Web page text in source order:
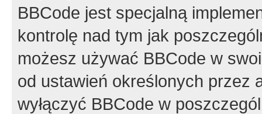
BBCode jest specjalną
kontrolę nad tym jak
możesz używać BBCode w
od ustawień określonych przez
wyłączyć BBCode w